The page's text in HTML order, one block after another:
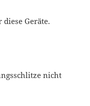
Geräte.
nicht